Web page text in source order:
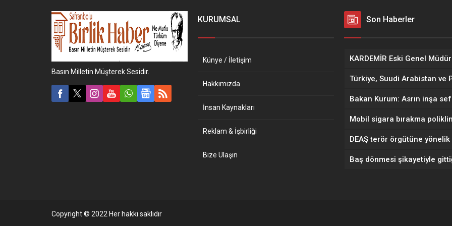
Basın Milletin Müşterek Sesidir.
KURUMSAL
Künye / İletişim
Hakkımızda
İnsan Kaynakları
Reklam & İşbirliği
Bize Ulaşın
Son Haberler
Copyright © 2022 Her hakkı saklıdır